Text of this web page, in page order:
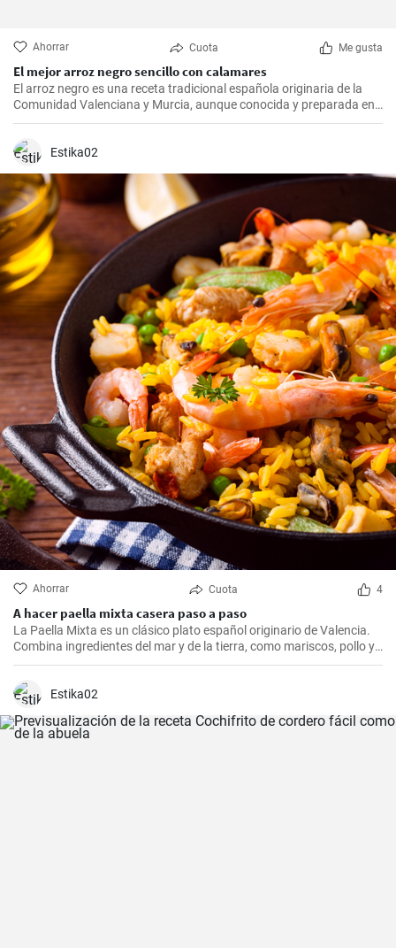
Ahorrar Cuota Me gusta
El mejor arroz negro sencillo con calamares
El arroz negro es una receta tradicional española originaria de la
Comunidad Valenciana y Murcia, aunque conocida y preparada en
toda España. Este plato es una delicia que combina arroz con
calamares o sepia y su tinta, lo que le da un sabor y color
característicos. Resulta ideal para un almuerzo de domingo en
Estika02
Ahorrar Cuota 4
A hacer paella mixta casera paso a paso
La Paella Mixta es un clásico plato español originario de Valencia.
Combina ingredientes del mar y de la tierra, como mariscos, pollo y
conejo, dando como resultado un plato lleno de sabor y color. Es
ideal para disfrutar en familia o con amigos.
Estika02